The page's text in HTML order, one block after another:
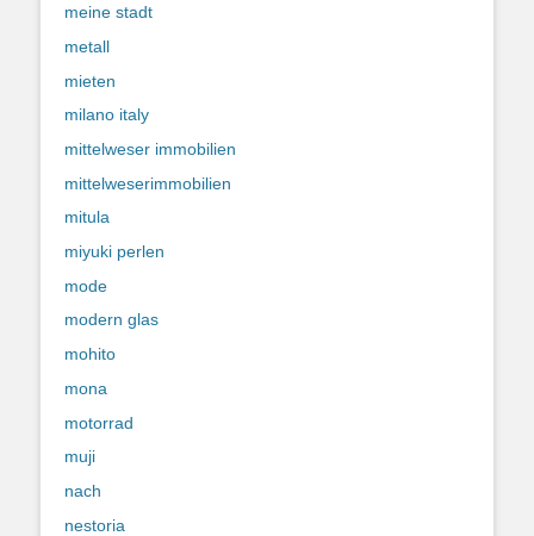
meine stadt
metall
mieten
milano italy
mittelweser immobilien
mittelweserimmobilien
mitula
miyuki perlen
mode
modern glas
mohito
mona
motorrad
muji
nach
nestoria